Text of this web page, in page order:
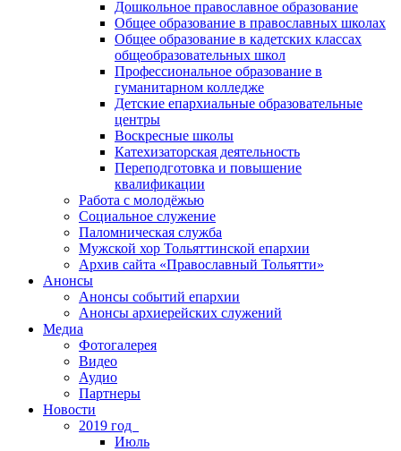
Дошкольное православное образование
Общее образование в православных школах
Общее образование в кадетских классах
общеобразовательных школ
Профессиональное образование в
гуманитарном колледже
Детские епархиальные образовательные
центры
Воскресные школы
Катехизаторская деятельность
Переподготовка и повышение
квалификации
Работа с молодёжью
Социальное служение
Паломническая служба
Мужской хор Тольяттинской епархии
Архив сайта «Православный Тольятти»
Анонсы
Анонсы событий епархии
Анонсы архиерейских служений
Медиа
Фотогалерея
Видео
Аудио
Партнеры
Новости
2019 год
Июль